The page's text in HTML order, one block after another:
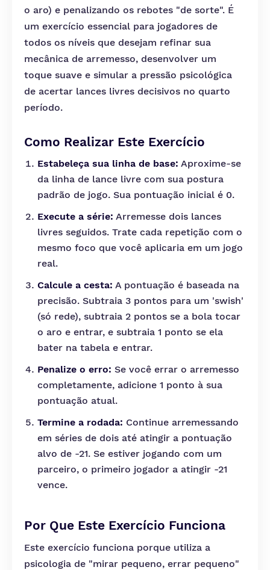
o aro) e penalizando os rebotes "de sorte". É
um exercício essencial para jogadores de
todos os níveis que desejam refinar sua
mecânica de arremesso, desenvolver um
toque suave e simular a pressão psicológica
de acertar lances livres decisivos no quarto
período.
Como Realizar Este Exercício
Estabeleça sua linha de base: Aproxime-se
da linha de lance livre com sua postura
padrão de jogo. Sua pontuação inicial é 0.
Execute a série: Arremesse dois lances
livres seguidos. Trate cada repetição com o
mesmo foco que você aplicaria em um jogo
real.
Calcule a cesta: A pontuação é baseada na
precisão. Subtraia 3 pontos para um 'swish'
(só rede), subtraia 2 pontos se a bola tocar
o aro e entrar, e subtraia 1 ponto se ela
bater na tabela e entrar.
Penalize o erro: Se você errar o arremesso
completamente, adicione 1 ponto à sua
pontuação atual.
Termine a rodada: Continue arremessando
em séries de dois até atingir a pontuação
alvo de -21. Se estiver jogando com um
parceiro, o primeiro jogador a atingir -21
vence.
Por Que Este Exercício Funciona
Este exercício funciona porque utiliza a
psicologia de "mirar pequeno, errar pequeno"